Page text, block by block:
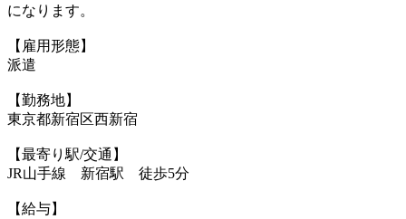
になります。
【雇用形態】
派遣
【勤務地】
東京都新宿区西新宿
【最寄り駅/交通】
JR山手線 新宿駅 徒歩5分
【給与】